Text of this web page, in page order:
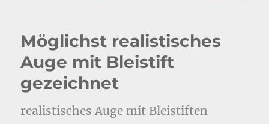
Möglichst realistisches
Auge mit Bleistift
gezeichnet
realistisches Auge mit Bleistiften